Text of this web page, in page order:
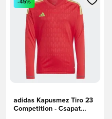
-45%
adidas Kapusmez Tiro 23
Competition - Csapat